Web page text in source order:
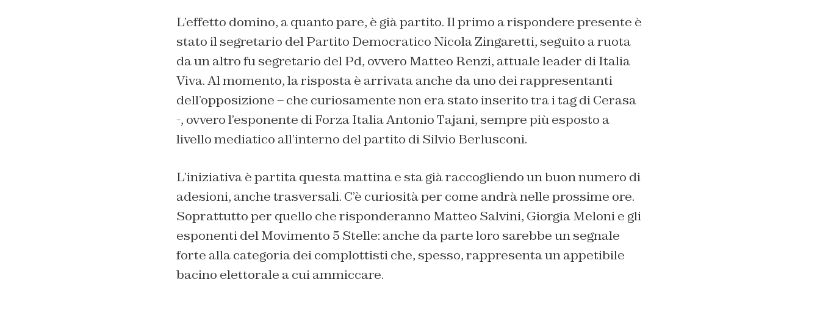
L’effetto domino, a quanto pare, è già partito. Il primo a rispondere presente è
stato il segretario del Partito Democratico Nicola Zingaretti, seguito a ruota
da un altrofu segretario del Pd, ovvero Matteo Renzi, attuale leader di Italia
Viva. Al momento, la risposta è arrivata anche da uno dei rappresentanti
dell’opposizione – che curiosamente non era stato inserito tra i tag di Cerasa
-, ovvero l’esponente di Forza Italia Antonio Tajani, sempre più esposto a
livello mediatico all’interno del partito di Silvio Berlusconi.
L’iniziativa è partita questa mattina e sta già raccogliendo un buon numero di
adesioni, anche trasversali. C’è curiosità per come andrà nelle prossime ore.
Soprattutto per quello che risponderanno Matteo Salvini, Giorgia Meloni e gli
esponenti del Movimento 5 Stelle: anche da parte loro sarebbe un segnale
forte alla categoria dei complottisti che, spesso, rappresenta un appetibile
bacino elettorale a cui ammiccare.